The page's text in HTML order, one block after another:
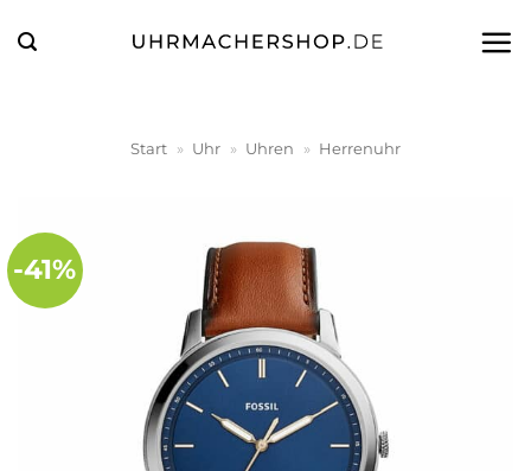
Inhalt
Start » Uhr » Uhren » Herrenuhr
-41%